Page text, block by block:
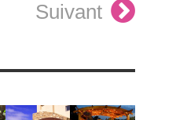
Suivant